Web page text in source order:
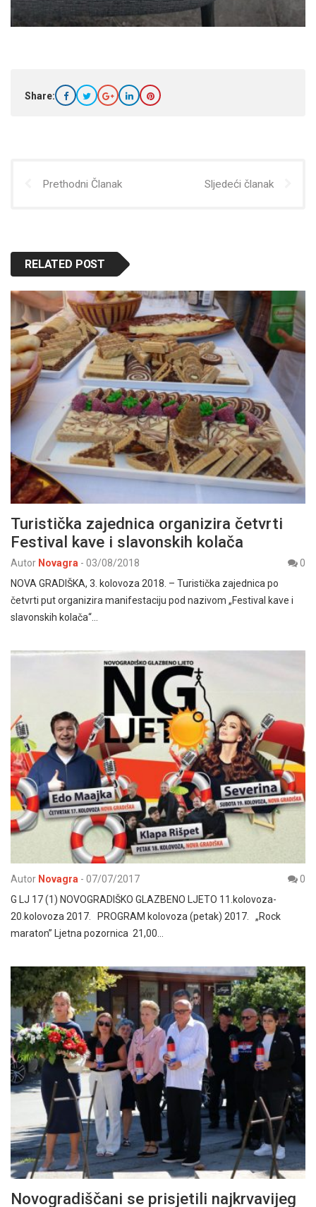
Share:
Prethodni Članak Sljedeći članak
RELATED POST
Turistička zajednica organizira četvrti
Festival kave i slavonskih kolača
Autor Novagra - 03/08/2018
0
NOVA GRADIŠKA, 3. kolovoza 2018. – Turistička zajednica po
četvrti put organizira manifestaciju pod nazivom „Festival kave i
slavonskih kolača“…
Autor Novagra - 07/07/2017
0
G LJ 17 (1) NOVOGRADIŠKO GLAZBENO LJETO 11.kolovoza-
20.kolovoza 2017. PROGRAM kolovoza (petak) 2017. „Rock
maraton” Ljetna pozornica 21,00…
Novogradiščani se prisjetili najkrvavijeg